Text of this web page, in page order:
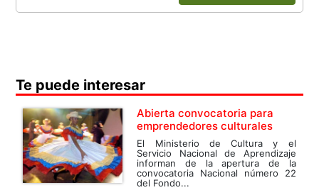
Te puede interesar
Abierta convocatoria para
emprendedores culturales
El Ministerio de Cultura y el
Servicio Nacional de Aprendizaje
informan de la apertura de la
convocatoria Nacional número 22
del Fondo...